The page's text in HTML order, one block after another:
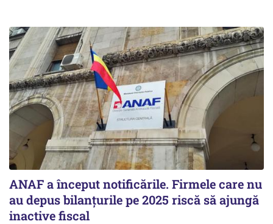
ANAF a început notificările. Firmele care nu
au depus bilanțurile pe 2025 riscă să ajungă
inactive fiscal